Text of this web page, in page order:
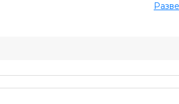
к знаниям, желание